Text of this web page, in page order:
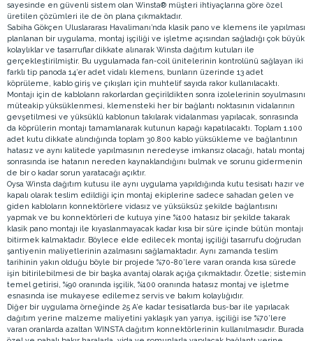
sayesinde en güvenli sistem olan Winsta® müşteri ihtiyaçlarına göre özel
üretilen çözümleri ile de ön plana çıkmaktadır.
Sabiha Gökçen Uluslararası Havalimanı’nda klasik pano ve klemens ile yapılması
planlanan bir uygulama, montaj işçiliği ve işletme açısından sağladığı çok büyük
kolaylıklar ve tasarruflar dikkate alınarak Winsta dağıtım kutuları ile
gerçekleştirilmiştir. Bu uygulamada fan-coil ünitelerinin kontrolünü sağlayan iki
farklı tip panoda 14’er adet vidalı klemens, bunların üzerinde 13 adet
köprüleme, kablo giriş ve çıkışları için muhtelif sayıda rakor kullanılacaktı.
Montajı için de kablolann rakorlardan geçirildikten sonra izolelerinin soyulmasını
müteakip yüksüklenmesi, klemensteki her bir bağlantı noktasının vidalarının
gevşetilmesi ve yüksüklü kablonun takılarak vidalanması yapılacak, sonrasında
da köprülerin montajı tamamlanarak kutunun kapağı kapatılacaktı. Toplam 1.100
adet kutu dikkate alındığında toplam 30.800 kablo yüksükleme ve bağlantının
hatasız ve aynı kalitede yapılmasının neredeyse imkansız olacağı, hatalı montaj
sonrasında ise hatanın nereden kaynaklandığını bulmak ve sorunu gidermenin
de bir o kadar sorun yaratacağı açıktır.
Oysa Winsta dağıtım kutusu ile aynı uygulama yapıldığında kutu tesisatı hazır ve
kapalı olarak teslim edildiği için montaj ekiplerine sadece sahadan gelen ve
giden kabloların konnektörlere vidasız ve yüksüksüz şekilde bağlantısını
yapmak ve bu konnektörleri de kutuya yine %100 hatasız bir şekilde takarak
klasik pano montajı ile kıyaslanmayacak kadar kısa bir süre içinde bütün montajı
bitirmek kalmaktadır. Böylece elde edilecek montaj işçiliği tasarrufu doğrudan
şantiyenin maliyetlerinin azalmasını sağlamaktadır. Aynı zamanda teslim
tarihinin yakın olduğu böyle bir projede %70-80’lere varan oranda kısa sürede
işin bitirilebilmesi de bir başka avantaj olarak açığa çıkmaktadır. Özetle; sistemin
temel getirisi, %90 oranında işçilik, %100 oranında hatasız montaj ve işletme
esnasında ise mukayese edilemez servis ve bakım kolaylığıdır.
Diğer bir uygulama örneğinde 25 A’e kadar tesisatlarda bus-bar ile yapılacak
dağıtım yerine malzeme maliyetini yaklaşık yan yarıya, işçiliği ise %70’lere
varan oranlarda azaltan WINSTA dağıtım konnektörlerinin kullanılmasıdır. Burada